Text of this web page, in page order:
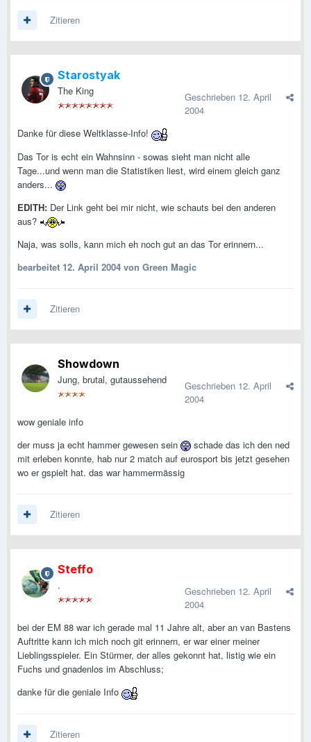
Zitieren
Starostyak
The King Geschrieben 12. April
2004
Danke für diese Weltklasse-Info!
Das Tor is echt ein Wahnsinn - sowas sieht man nicht alle
Tage...und wenn man die Statistiken liest, wird einem gleich ganz
anders...
EDITH: Der Link geht bei mir nicht, wie schauts bei den anderen
aus?
Naja, was solls, kann mich eh noch gut an das Tor erinnern...
bearbeitet 12. April 2004 von Green Magic
Zitieren
Showdown
Jung, brutal, gutaussehend Geschrieben 12. April
2004
wow geniale info
der muss ja echt hammer gewesen sein
schade das ich den ned
mit erleben konnte, hab nur 2 match auf eurosport bis jetzt gesehen
wo er gspielt hat. das war hammermässig
Zitieren
Steffo
. Geschrieben 12. April
2004
bei der EM 88 war ich gerade mal 11 Jahre alt, aber an van Bastens
Auftritte kann ich mich noch git erinnern, er war einer meiner
Lieblingsspieler. Ein Stürmer, der alles gekonnt hat, listig wie ein
Fuchs und gnadenlos im Abschluss;
danke für die geniale Info
Zitieren